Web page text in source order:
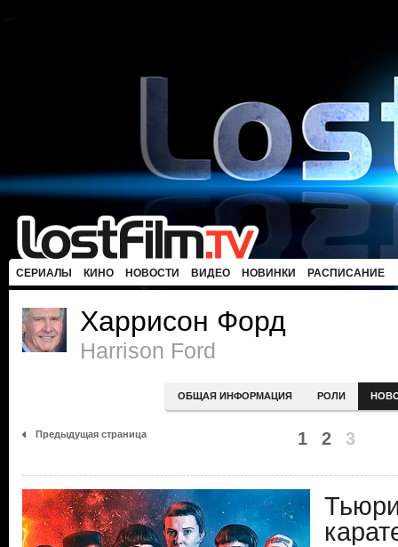
СЕРИАЛЫ КИНО НОВОСТИ ВИДЕО НОВИНКИ РАСПИСАНИЕ
Харрисон Форд
Harrison Ford
ОБЩАЯ ИНФОРМАЦИЯ РОЛИ
Предыдущая страница 1 2 3